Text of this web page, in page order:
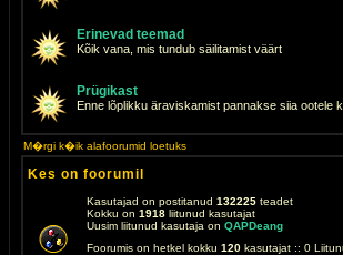
Erinevad teemad
Kõik vana, mis tundub säilitamist väärt
Prügikast
Enne lõplikku äraviskamist pannakse siia ootele
M�rgi k�ik alafoorumid loetuks
Kes on foorumil
Kasutajad on postitanud 132225 teadet
Kokku on 1918 liitunud kasutajat
Uusim liitunud kasutaja on QAPDeang
Foorumis on hetkel kokku 120 kasutajat :: 0